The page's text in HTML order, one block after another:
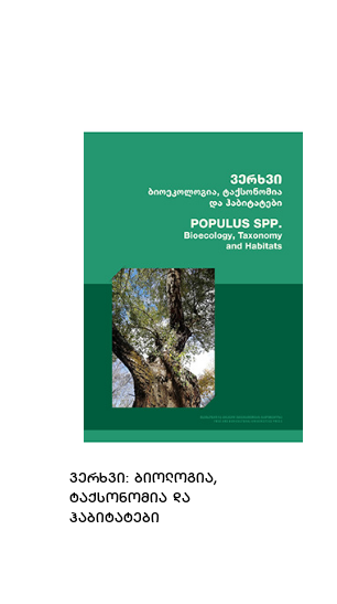
ᲕᲔᲠᲮᲕᲘ: ᲑᲘᲝᲚᲝᲒᲘᲐ,
ᲢᲐᲥᲡᲝᲜᲝᲛᲘᲐ ᲓᲐ
ᲰᲐᲑᲘᲢᲐᲢᲔᲑᲘ